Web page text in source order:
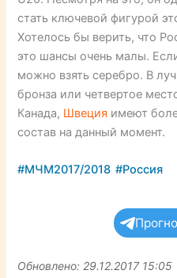
стать ключевой фигурой
Хотелось бы верить, что
это шансы очень малы.
можно взять серебро. В
бронза или четвертое
Канада, Швеция имеют
состав на данный момент.
#МЧМ2017/2018 #Россия
Обновлено: 29.12.2017 15:05